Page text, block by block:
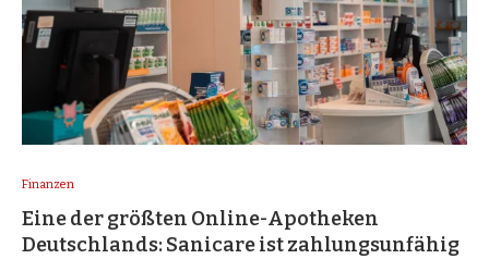
Finanzen
Eine der größten Online-Apotheken
Deutschlands: Sanicare ist zahlungsunfähig